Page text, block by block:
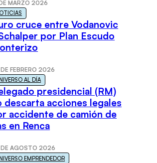
MARZO 2026
cruce entre Vodanovic
por Plan Escudo
FEBRERO 2026
AL DÍA
presidencial (RM)
descarta acciones legales
accidente de camión de
en Renca
AGOSTO 2026
EMPRENDEDOR